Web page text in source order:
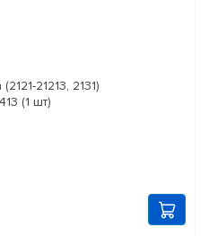
21213, 2131)
(1 шт)